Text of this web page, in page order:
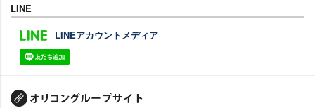
LINE
LINEアカウントメディア